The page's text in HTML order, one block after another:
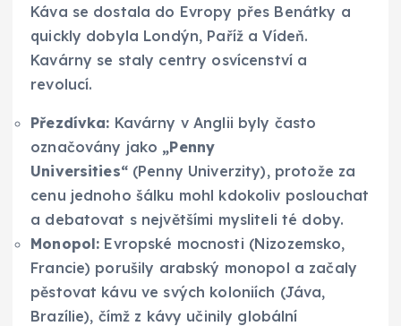
Káva se dostala do Evropy přes Benátky a
quickly dobyla Londýn, Paříž a Vídeň.
Kavárny se staly centry osvícenství a
revolucí.
Přezdívka: Kavárny v Anglii byly často
označovány jako „Penny
Universities“(Penny Univerzity), protože za
cenu jednoho šálku mohl kdokoliv poslouchat
a debatovat s největšími mysliteli té doby.
Monopol: Evropské mocnosti (Nizozemsko,
Francie) porušily arabský monopol a začaly
pěstovat kávu ve svých koloniích (Jáva,
Brazílie), čímž z kávy učinily globální